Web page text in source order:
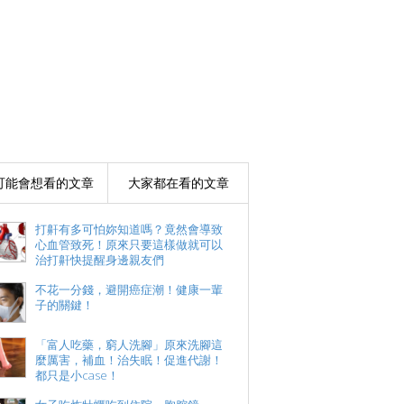
能會想看的文章 大家都在看的文章
打鼾有多可怕妳知道嗎？竟然會導致
心血管致死！原來只要這樣做就可以
治打鼾快提醒身邊親友們
不花一分錢，避開癌症潮！健康一輩
子的關鍵！
「富人吃藥，窮人洗腳」原來洗腳這
麼厲害，補血！治失眠！促進代謝！
都只是小case！